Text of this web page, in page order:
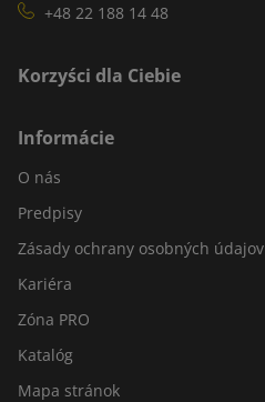
+48 22 188 14 48
Korzyści dla Ciebie
Informácie
O nás
Predpisy
Zásady ochrany osobných údajov
Kariéra
Zóna PRO
Katalóg
Mapa stránok